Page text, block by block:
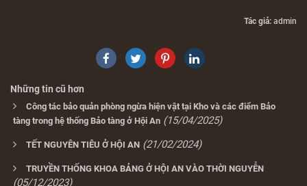
Tác giả: admin
Những tin cũ hơn
Công tác bảo quản phòng ngừa hiện vật tại Kho và các điểm Bảo
tàng trong hệ thống Bảo tàng ở Hội An (15/04/2025)
TẾT NGUYÊN TIÊU Ở HỘI AN (21/02/2024)
TRUYỀN THỐNG KHOA BẢNG Ở HỘI AN VÀO THỜI NGUYỄN
(05/12/2023)